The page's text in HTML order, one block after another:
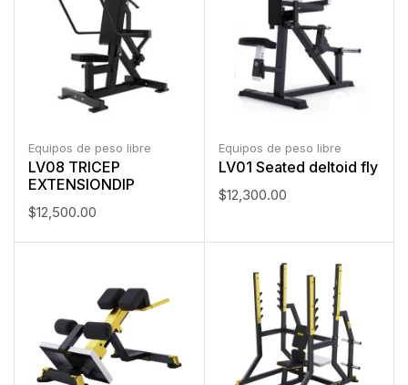
Equipos de peso libre
LV08 TRICEP
EXTENSIONDIP
$12,500.00
Equipos de peso libre
LV01 Seated deltoid fly
$12,300.00